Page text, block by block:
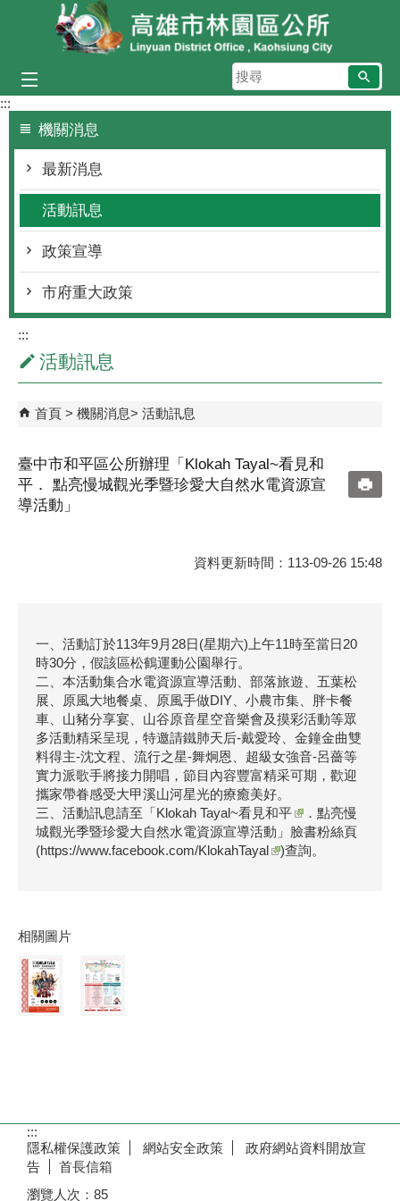
跳到主要內容區塊
搜
尋
:::
機關消息
最新消息
活動訊息
政策宣導
市府重大政策
:::
活動訊息
首頁 機關消息 活動訊息
臺中市和平區公所辦理「Klokah Tayal~看見和
平． 點亮慢城觀光季暨珍愛大自然水電資源宣
導活動」
資料更新時間：113-09-26 15:48
一、活動訂於113年9月28日(星期六)上午11時至當日20
時30分，假該區松鶴運動公園舉行。
二、本活動集合水電資源宣導活動、部落旅遊、五葉松
展、原風大地餐桌、原風手做DIY、小農市集、胖卡餐
車、山豬分享宴、山谷原音星空音樂會及摸彩活動等眾
多活動精采呈現，特邀請鐵肺天后-戴愛玲、金鐘金曲雙
料得主-沈文程、流行之星-舞炯恩、超級女強音-呂薔等
實力派歌手將接力開唱，節目內容豐富精采可期，歡迎
攜家帶眷感受大甲溪山河星光的療癒美好。
三、活動訊息請至「Klokah Tayal~看見和平
．點亮慢
城觀光季暨珍愛大自然水電資源宣導活動」臉書粉絲頁
(https://www.facebook.com/KlokahTayal )查詢。
相關圖片
:::
隱私權保護政策
網站安全政策
政府網站資料開放宣
告
首長信箱
瀏覽人次： 85